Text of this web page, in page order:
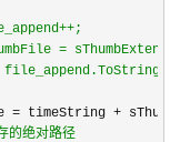
=
= timeString +
的绝对路径